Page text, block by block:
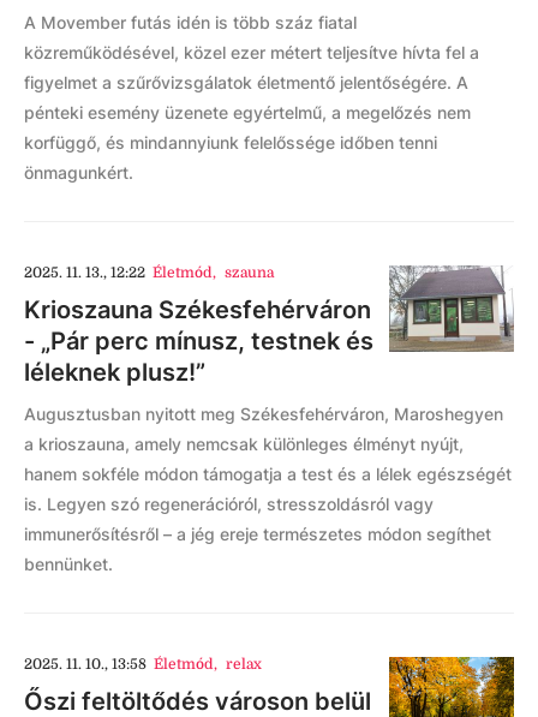
A Movember futás idén is több száz fiatal
közreműködésével, közel ezer métert teljesítve hívta fel a
figyelmet a szűrővizsgálatok életmentő jelentőségére. A
pénteki esemény üzenete egyértelmű, a megelőzés nem
korfüggő, és mindannyiunk felelőssége időben tenni
önmagunkért.
2025. 11. 13., 12:22 Életmód, szauna
Krioszauna Székesfehérváron
- „Pár perc mínusz, testnek és
léleknek plusz!”
Augusztusban nyitott meg Székesfehérváron, Maroshegyen
a krioszauna, amely nemcsak különleges élményt nyújt,
hanem sokféle módon támogatja a test és a lélek egészségét
is. Legyen szó regenerációról, stresszoldásról vagy
immunerősítésről – a jég ereje természetes módon segíthet
bennünket.
2025. 11. 10., 13:58 Életmód, relax
Őszi feltöltődés városon belül